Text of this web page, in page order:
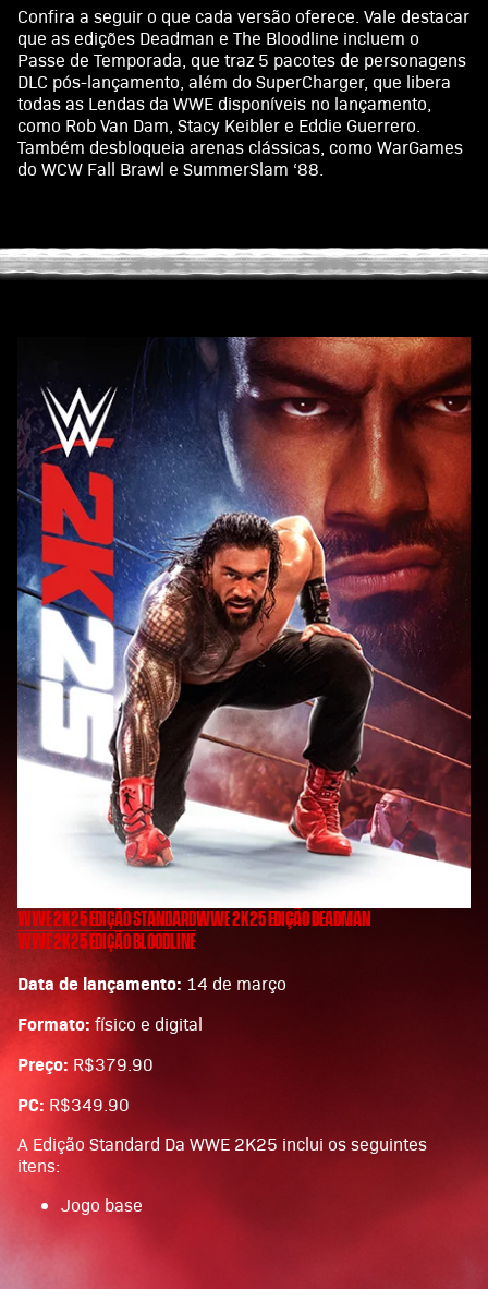
Confira a seguir o que cada versão oferece. Vale destacar
que as edições Deadman e The Bloodline incluem o
Passe de Temporada, que traz 5 pacotes de personagens
DLC pós-lançamento, além do SuperCharger, que libera
todas as Lendas da WWE disponíveis no lançamento,
como Rob Van Dam, Stacy Keibler e Eddie Guerrero.
Também desbloqueia arenas clássicas, como WarGames
do WCW Fall Brawl e SummerSlam ‘88.
WWE 2K25 EDIÇÃO STANDARDWWE 2K25 EDIÇÃO DEADMAN
WWE 2K25 EDIÇÃO BLOODLINE
Data de lançamento: 14 de março
Formato: físico e digital
Preço: R$379.90
PC: R$349.90
A Edição Standard Da WWE 2K25 inclui os seguintes
itens:
Jogo base